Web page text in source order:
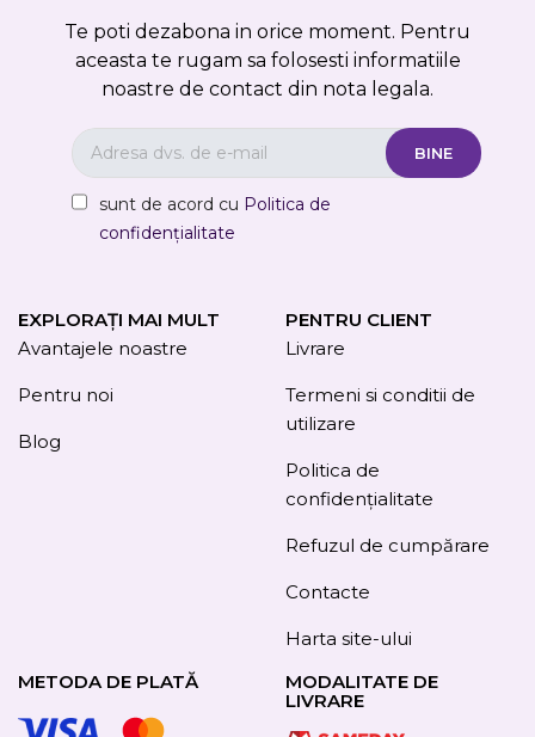
Te poti dezabona in orice moment. Pentru
aceasta te rugam sa folosesti informatiile
noastre de contact din nota legala.
sunt de acord cu Politica de
confidențialitate
EXPLORAȚI MAI MULT
Avantajele noastre
Pentru noi
Blog
PENTRU CLIENT
Livrare
Termeni si conditii de
utilizare
Politica de
confidențialitate
Refuzul de cumpărare
Contacte
Harta site-ului
METODA DE PLATĂ
MODALITATE DE
LIVRARE